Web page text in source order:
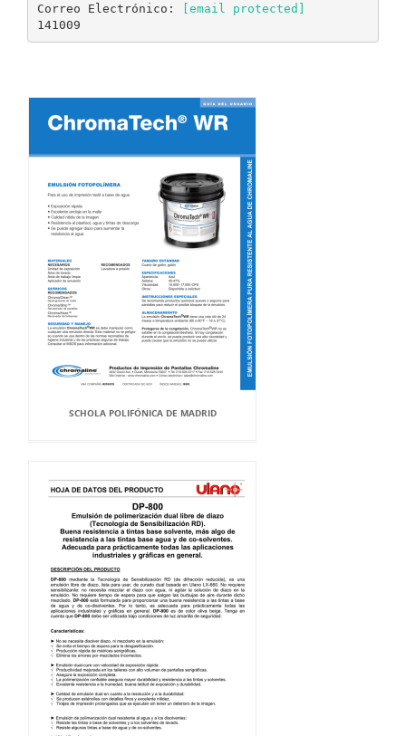
Correo Electrónico:
[email protected]
SCHOLA POLIFÓNICA DE MADRID